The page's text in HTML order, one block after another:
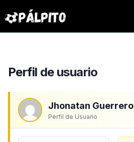
Perfil de usuario
Jhonatan Guerrero
Perfil de Usuario